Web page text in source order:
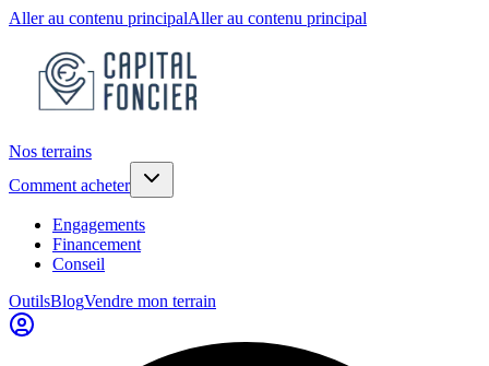
Aller au contenu principalAller au contenu principal
Nos terrains
Comment acheter
Engagements
Financement
Conseil
OutilsBlogVendre mon terrain